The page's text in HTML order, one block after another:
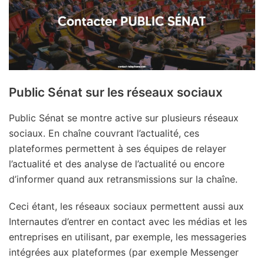
Public Sénat sur les réseaux sociaux
Public Sénat se montre active sur plusieurs réseaux
sociaux. En chaîne couvrant l’actualité, ces
plateformes permettent à ses équipes de relayer
l’actualité et des analyse de l’actualité ou encore
d’informer quand aux retransmissions sur la chaîne.
Ceci étant, les réseaux sociaux permettent aussi aux
Internautes d’entrer en contact avec les médias et les
entreprises en utilisant, par exemple, les messageries
intégrées aux plateformes (par exemple Messenger